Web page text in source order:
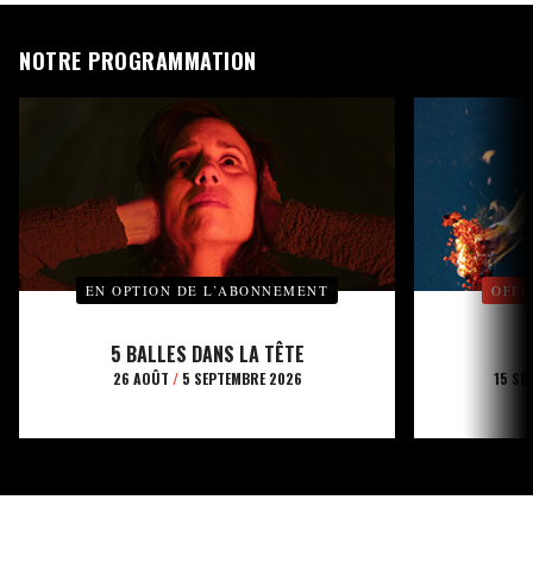
NOTRE PROGRAMMATION
EN OPTION DE L’ABONNEMENT
5 BALLES DANS LA TÊTE
26 AOÛT /5 SEPTEMBRE 2026 15